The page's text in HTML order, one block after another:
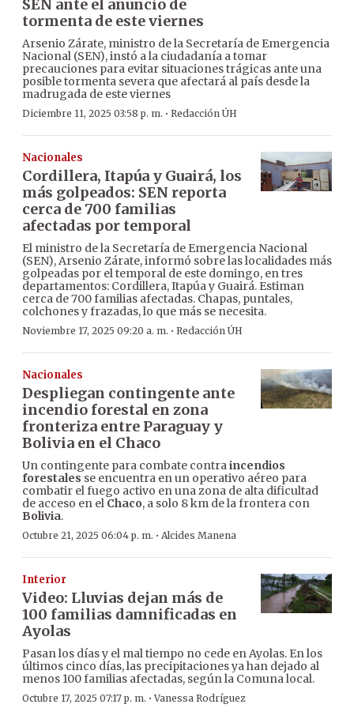
SEN ante el anuncio de
tormenta de este viernes
Arsenio Zárate, ministro de la Secretaría de Emergencia
Nacional (SEN), instó a la ciudadanía a tomar
precauciones para evitar situaciones trágicas ante una
posible tormenta severa que afectará al país desde la
madrugada de este viernes
Diciembre 11, 2025 03:58 p. m. · Redacción ÚH
Nacionales
Cordillera, Itapúa y Guairá, los
más golpeados: SEN reporta
cerca de 700 familias
afectadas por temporal
El ministro de la Secretaría de Emergencia Nacional
(SEN), Arsenio Zárate, informó sobre las localidades más
golpeadas por el temporal de este domingo, en tres
departamentos: Cordillera, Itapúa y Guairá. Estiman
cerca de 700 familias afectadas. Chapas, puntales,
colchones y frazadas, lo que más se necesita.
Noviembre 17, 2025 09:20 a. m. · Redacción ÚH
Nacionales
Despliegan contingente ante
incendio forestal en zona
fronteriza entre Paraguay y
Bolivia en el Chaco
Un contingente para combate contraincendios
forestales se encuentra en un operativo aéreo para
combatir el fuego activo en una zona de alta dificultad
de acceso en el Chaco, a solo 8 km de la frontera con
Bolivia.
Octubre 21, 2025 06:04 p. m. · Alcides Manena
Interior
Video: Lluvias dejan más de
100 familias damnificadas en
Ayolas
Pasan los días y el mal tiempo no cede en Ayolas. En los
últimos cinco días, las precipitaciones ya han dejado al
menos 100 familias afectadas, según la Comuna local.
Octubre 17, 2025 07:17 p. m. ·Vanessa Rodríguez